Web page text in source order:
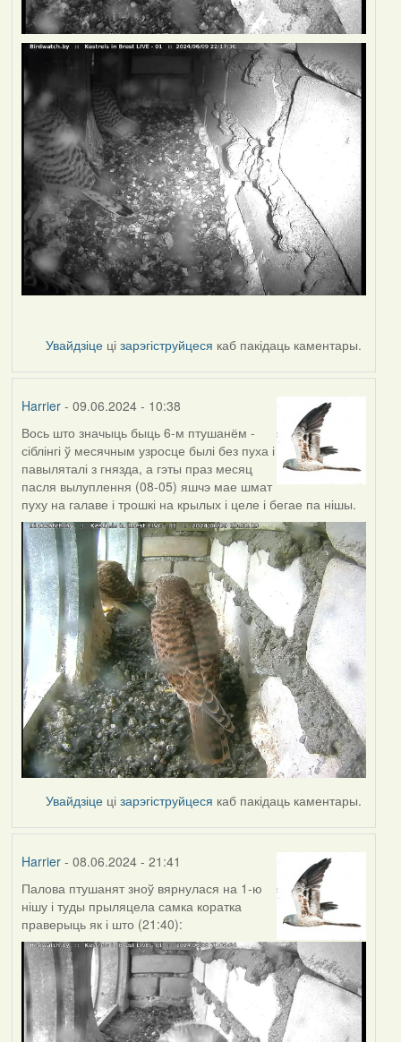
Увайдзіце цізарэгіструйцеся каб пакідаць каментары.
Harrier- 09.06.2024 - 10:38
Вось што значыць быць 6-м птушанём -
сіблінгі ў месячным узросце былі без пуха і
павыляталі з гнязда, а гэты праз месяц
пасля вылуплення (08-05) яшчэ мае шмат
пуху на галаве і трошкі на крылых і целе і бегае па нішы.
Увайдзіце цізарэгіструйцеся каб пакідаць каментары.
Harrier- 08.06.2024 - 21:41
Палова птушанят зноў вярнулася на 1-ю
нішу і туды прыляцела самка коратка
праверыць як і што (21:40):